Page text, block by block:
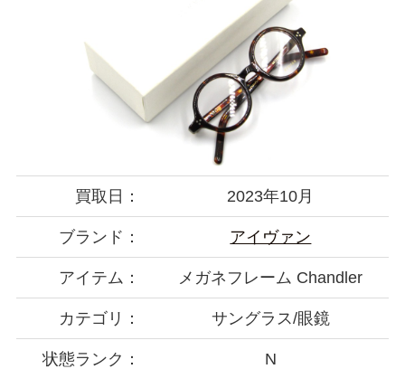
買取日： 2023年10月
ブランド： アイヴァン
アイテム： メガネフレーム Chandler
カテゴリ： サングラス/眼鏡
状態ランク： N